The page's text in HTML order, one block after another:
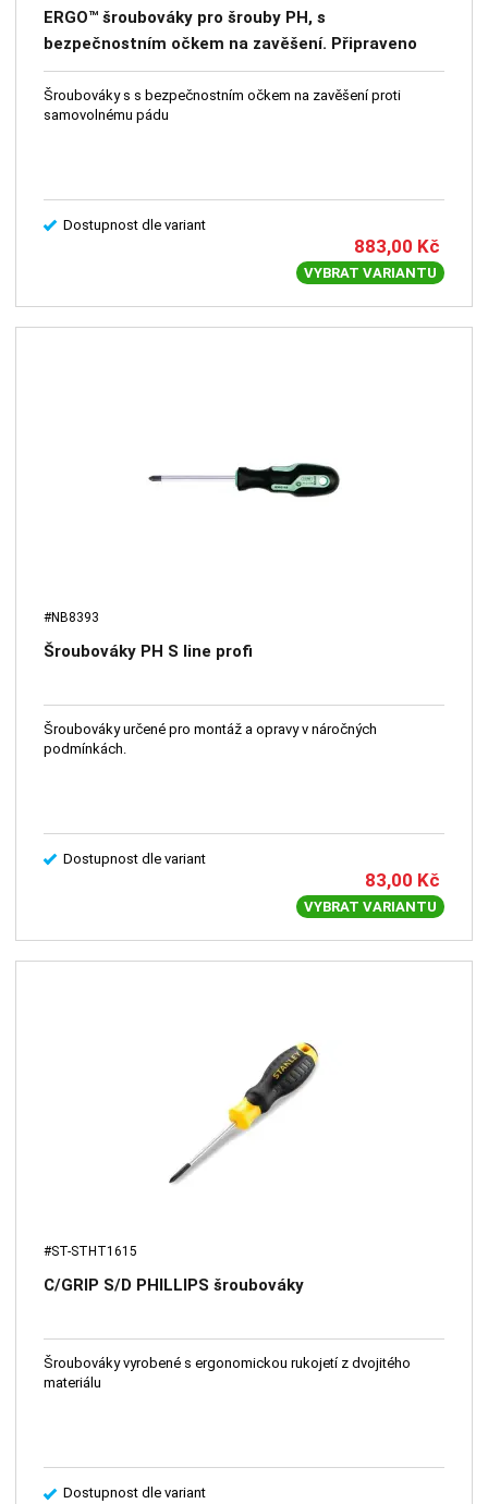
ERGO™ šroubováky pro šrouby PH, s
bezpečnostním očkem na zavěšení. Připraveno
pro práci ve výškách – PH
Šroubováky s s bezpečnostním očkem na zavěšení proti
samovolnému pádu
Dostupnost dle variant
883,00 Kč
VYBRAT VARIANTU
#NB8393
Šroubováky PH S line profi
Šroubováky určené pro montáž a opravy v náročných
podmínkách.
Dostupnost dle variant
83,00 Kč
VYBRAT VARIANTU
#ST-STHT1615
C/GRIP S/D PHILLIPS šroubováky
Šroubováky vyrobené s ergonomickou rukojetí z dvojitého
materiálu
Dostupnost dle variant